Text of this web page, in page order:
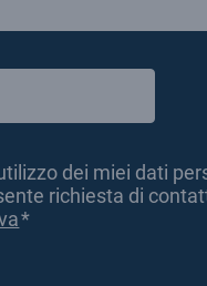
dei miei dati
richiesta di
*